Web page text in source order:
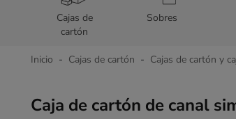
Cajas de
cartón
Sobres
Inicio Cajas de cartón Cajas de cartón y
Caja de cartón de canal